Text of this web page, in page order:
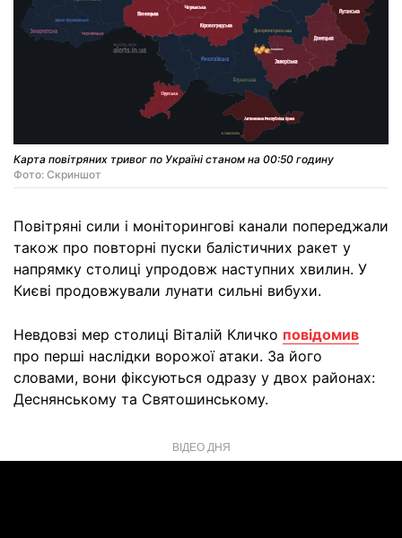
Карта повітряних тривог по Україні станом на 00:50 годину
Фото: Скриншот
Повітряні сили і моніторингові канали попереджали
також про повторні пуски балістичних ракет у
напрямку столиці упродовж наступних хвилин. У
Києві продовжували лунати сильні вибухи.
Невдовзі мер столиці Віталій Кличко повідомив
про перші наслідки ворожої атаки. За його
словами, вони фіксуються одразу у двох районах:
Деснянському та Святошинському.
ВІДЕО ДНЯ